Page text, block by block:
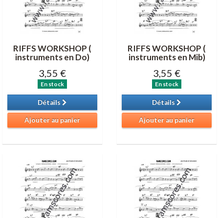
RIFFS WORKSHOP (
instruments en Do)
3,55 €
En stock
Détails
Ajouter au panier
RIFFS WORKSHOP (
instruments en Mib)
3,55 €
En stock
Détails
Ajouter au panier